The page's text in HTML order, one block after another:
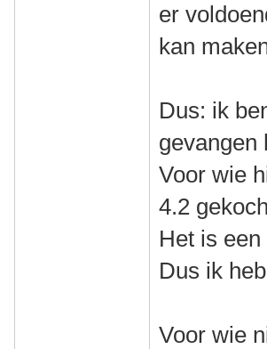
er
kan
Dus: ik
gevangen
Voor wie
4.2
Het is
Dus ik
Voor wie